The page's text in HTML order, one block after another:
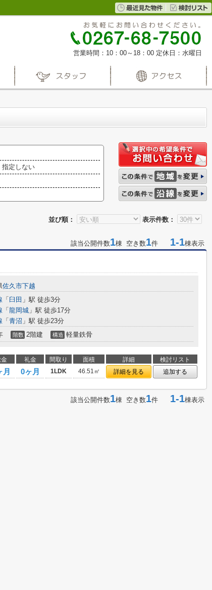
営業時間：10：00～18：00 定休日：水曜日
指定しない
並び順： 表示件数：
該当公開件数1棟 空き数1件 1-1棟表示
佐久市下越
「 臼田 」駅 徒歩3分
「 龍岡城 」駅 徒歩17分
「 青沼 」駅 徒歩23分
階数 2階建 構造 軽量鉄骨
礼金 間取り 面積 詳細
検討リスト
月 0ヶ月 1LDK 46.51㎡ 詳細を見る 追加する
該当公開件数1棟 空き数1件 1-1棟表示